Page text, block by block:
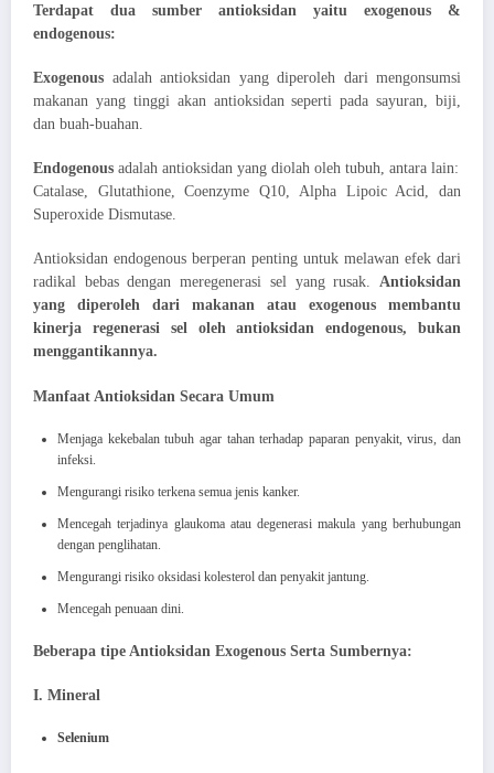
Terdapat dua sumber antioksidan yaitu exogenous &
endogenous:
Exogenous adalah antioksidan yang diperoleh dari mengonsumsi
makanan yang tinggi akan antioksidan seperti pada sayuran, biji,
dan buah-buahan.
Endogenous adalah antioksidan yang diolah oleh tubuh, antara lain:
Catalase, Glutathione, Coenzyme Q10, Alpha Lipoic Acid, dan
Superoxide Dismutase.
Antioksidan endogenous berperan penting untuk melawan efek dari
radikal bebas dengan meregenerasi sel yang rusak. Antioksidan
yang diperoleh dari makanan atau exogenous membantu
kinerja regenerasi sel oleh antioksidan endogenous, bukan
menggantikannya.
Manfaat Antioksidan Secara Umum
Menjaga kekebalan tubuh agar tahan terhadap paparan penyakit, virus, dan
infeksi.
Mengurangi risiko terkena semua jenis kanker.
Mencegah terjadinya glaukoma atau degenerasi makula yang berhubungan
dengan penglihatan.
Mengurangi risiko oksidasi kolesterol dan penyakit jantung.
Mencegah penuaan dini.
Beberapa tipe Antioksidan Exogenous Serta Sumbernya:
I. Mineral
Selenium